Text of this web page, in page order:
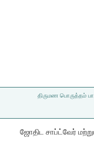
திருமண பொருத்தம்
ஜோதிட சாப்ட்வேர்